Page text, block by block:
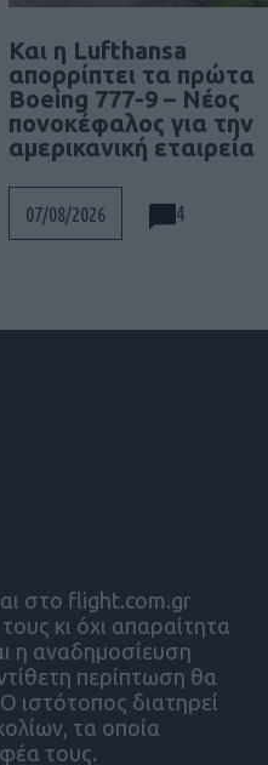
Και η Lufthansa
απορρίπτει τα πρώτα
Boeing 777-9 – Νέος
πονοκέφαλος για την
αμερικανική εταιρεία
07/08/2026 4
στο flight.com.gr
κι όχι απαραίτητα
η αναδημοσίευση
περίπτωση θα
ιστότοπος διατηρεί
τα οποία
τους.